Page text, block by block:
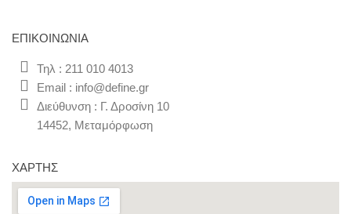
ΕΠΙΚΟΙΝΩΝΊΑ
Τηλ : 211 010 4013
Email : info@define.gr
Διεύθυνση : Γ. Δροσίνη 10
14452, Μεταμόρφωση
ΧΆΡΤΗΣ